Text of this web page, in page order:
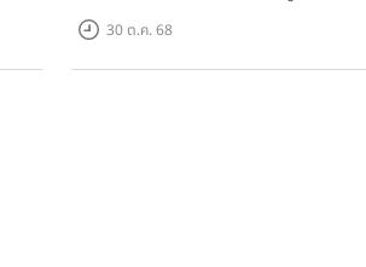
200MP!30 ต.ค. 68